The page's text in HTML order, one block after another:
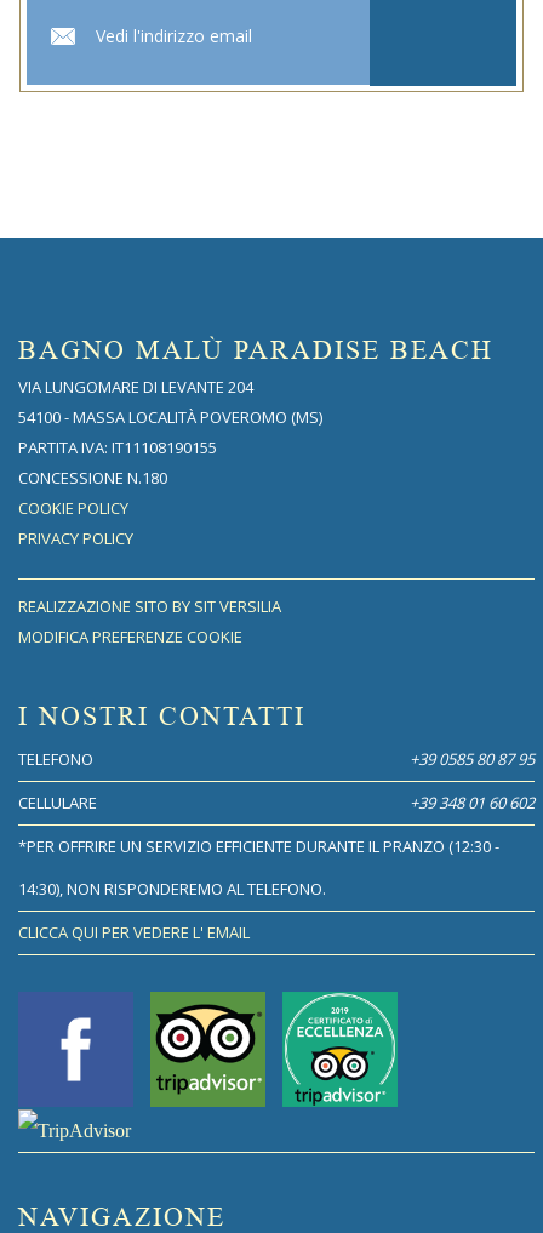
Vedi l'indirizzo email
BAGNO MALÙ PARADISE BEACH
VIA LUNGOMARE DI LEVANTE 204
54100 - MASSA LOCALITÀ POVEROMO (MS)
PARTITA IVA: IT11108190155
CONCESSIONE N.180
COOKIE POLICY
PRIVACY POLICY
REALIZZAZIONE SITO BY SIT VERSILIA
MODIFICA PREFERENZE COOKIE
I NOSTRI CONTATTI
TELEFONO
+39 0585 80 87 95
CELLULARE
+39 348 01 60 602
*PER OFFRIRE UN SERVIZIO EFFICIENTE DURANTE IL PRANZO (12:30 -
14:30), NON RISPONDEREMO AL TELEFONO.
CLICCA QUI PER VEDERE L' EMAIL
NAVIGAZIONE